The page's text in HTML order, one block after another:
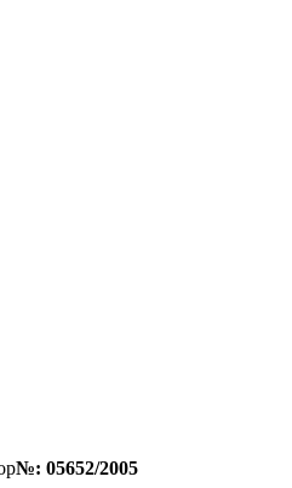
№: 05652/2005